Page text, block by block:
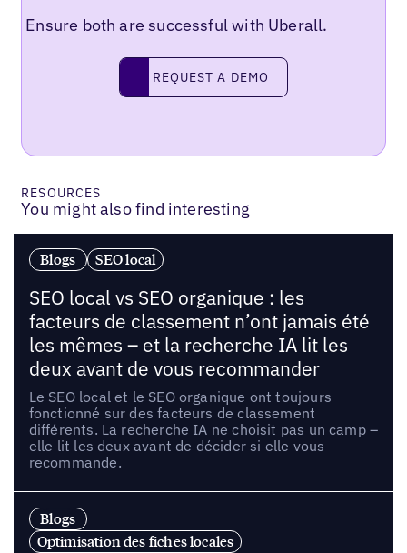
Ensure both are successful with Uberall.
Request a demo
REQUEST A DEMO
RESOURCES
You might also find interesting
Blogs SEO local
SEO local vs SEO organique : les
facteurs de classement n’ont jamais été
les mêmes – et la recherche IA lit les
deux avant de vous recommander
Le SEO local et le SEO organique ont toujours
fonctionné sur des facteurs de classement
différents. La recherche IA ne choisit pas un camp –
elle lit les deux avant de décider si elle vous
recommande.
Blogs
Optimisation des fiches locales